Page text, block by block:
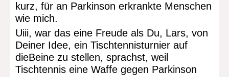
kurz, für an Parkinson erkrankte Menschen
wie mich.
Uiii, war das eine Freude als Du, Lars, von
Deiner Idee, ein Tischtennisturnier auf
dieBeine zu stellen, sprachst, weil
Tischtennis eine Waffe gegen Parkinson